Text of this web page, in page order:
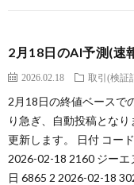
2月18日のAI予測(速
2026.02.18 取引(検証
2月18日の終値ベースで
り急ぎ、自動投稿とな
更新します。 日付 コー
2026-02-18 2160 ジー
日 6865 2 2026-02-18